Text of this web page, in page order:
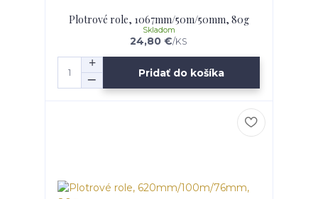
Plotrové role, 1067mm/50m/50mm, 80g
24,80 €/KS
Skladom
Pridať do košíka